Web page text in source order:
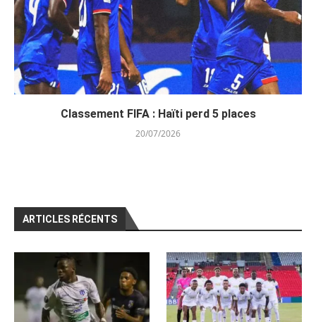
Classement FIFA : Haïti perd 5 places
20/07/2026
ARTICLES RÉCENTS